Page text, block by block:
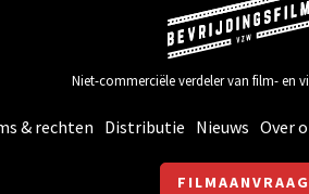
Niet-commerciële verdeler van film- en
& rechten Distributie Nieuws Over
FILMAANVRAAG